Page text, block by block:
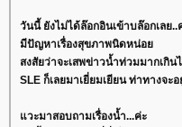
วันนี้ ยังไม่ได้ล๊อกอินเข้าบล๊อกเลย..
มีปัญหาเรื่องสุขภาพนิดหน่อ
สงสัยว่าจะเสพข่าวน้ำท่วมมากเกิน
SLE ก็เลยมาเยี่ยมเยียน ท่าทางจะ
วะมาสอบถามเรื่องน้ำ...ค่ะ